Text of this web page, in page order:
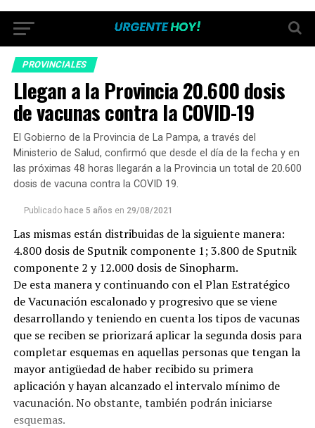
PROVINCIALES
Llegan a la Provincia 20.600 dosis
de vacunas contra la COVID-19
El Gobierno de la Provincia de La Pampa, a través del
Ministerio de Salud, confirmó que desde el día de la fecha y en
las próximas 48 horas llegarán a la Provincia un total de 20.600
dosis de vacuna contra la COVID 19.
Publicado hace 5 años en 29/08/2021
Las mismas están distribuidas de la siguiente manera:
4.800 dosis de Sputnik componente 1; 3.800 de Sputnik
componente 2 y 12.000 dosis de Sinopharm.
De esta manera y continuando con el Plan Estratégico
de Vacunación escalonado y progresivo que se viene
desarrollando y teniendo en cuenta los tipos de vacunas
que se reciben se priorizará aplicar la segunda dosis para
completar esquemas en aquellas personas que tengan la
mayor antigüedad de haber recibido su primera
aplicación y hayan alcanzado el intervalo mínimo de
vacunación. No obstante, también podrán iniciarse
esquemas.